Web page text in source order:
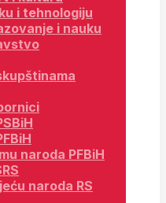
i tehnologiju
i nauku
naroda PFBiH
naroda RS